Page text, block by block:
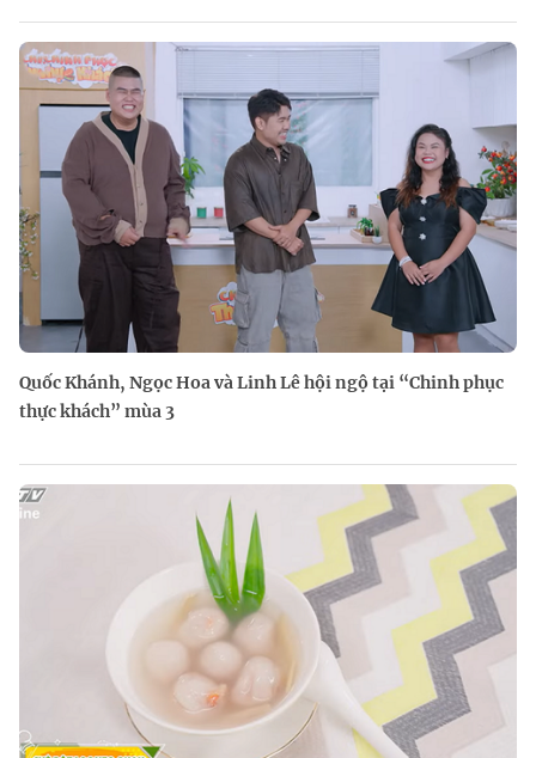
Quốc Khánh, Ngọc Hoa và Linh Lê hội ngộ tại “Chinh phục
thực khách” mùa 3